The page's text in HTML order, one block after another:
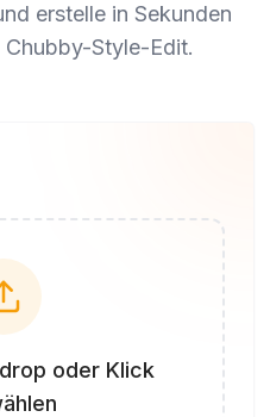
erstelle in Sekunden
Chubby-Style-Edit.
oder Klick